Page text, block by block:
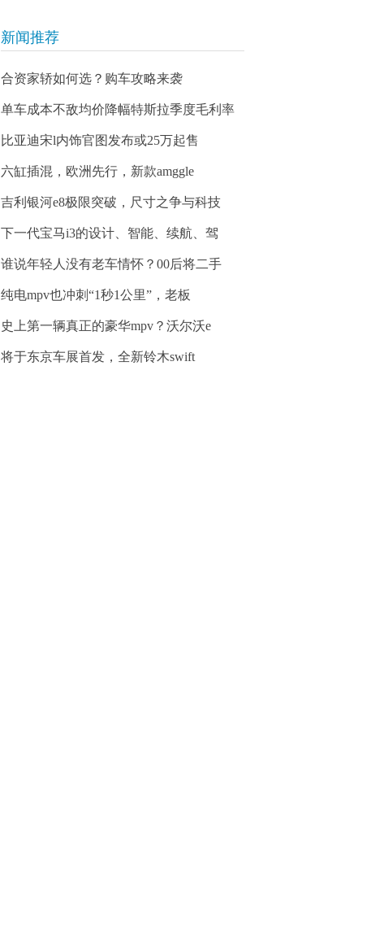
新闻推荐
合资家轿如何选？购车攻略来袭
单车成本不敌均价降幅特斯拉季度毛利率
比亚迪宋l内饰官图发布或25万起售
六缸插混，欧洲先行，新款amggle
吉利银河e8极限突破，尺寸之争与科技
下一代宝马i3的设计、智能、续航、驾
谁说年轻人没有老车情怀？00后将二手
纯电mpv也冲刺“1秒1公里”，老板
史上第一辆真正的豪华mpv？沃尔沃e
将于东京车展首发，全新铃木swift